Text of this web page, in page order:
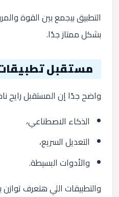
التطبيق بيجمع بين القوة
بشكل ممتاز جدًا.
مستقبل
واضح جدًا إن المستقبل رايح
الذكاء الاصطناعي،
التعديل السريع،
والأدوات البسيطة.
والتطبيقات اللي هتعرف توازن